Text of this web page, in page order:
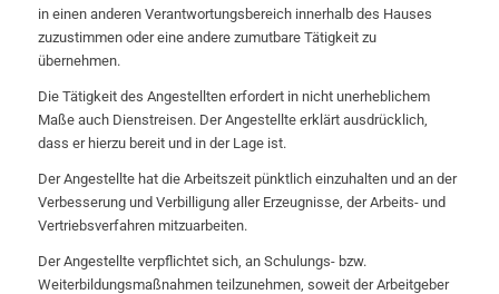
in einen anderen Verantwortungsbereich innerhalb des Hauses
zuzustimmen oder eine andere zumutbare Tätigkeit zu
übernehmen.
Die Tätigkeit des Angestellten erfordert in nicht unerheblichem
Maße auch Dienstreisen. Der Angestellte erklärt ausdrücklich,
dass er hierzu bereit und in der Lage ist.
Der Angestellte hat die Arbeitszeit pünktlich einzuhalten und an der
Verbesserung und Verbilligung aller Erzeugnisse, der Arbeits- und
Vertriebsverfahren mitzuarbeiten.
Der Angestellte verpflichtet sich, an Schulungs- bzw.
Weiterbildungsmaßnahmen teilzunehmen, soweit der Arbeitgeber